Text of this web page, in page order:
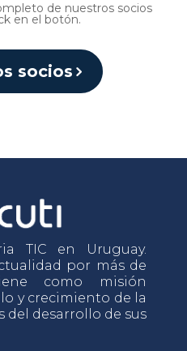
de nuestros socios
en el botón.
socios
TIC en Uruguay.
por más de
como misión
y crecimiento de la
del desarrollo de sus